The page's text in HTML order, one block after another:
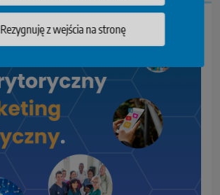
Rezygnuję z wejścia na stronę